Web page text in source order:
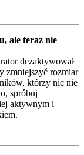
ale teraz nie
dezaktywował
zmniejszyć rozmiar
którzy nic nie
spróbuj
aktywnym i